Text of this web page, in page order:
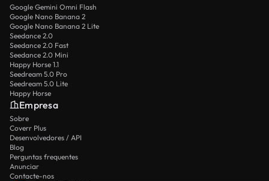
Google Gemini Omni Flash
Google Nano Banana 2
Google Nano Banana 2 Lite
Seedance 2.0
Seedance 2.0 Fast
Seedance 2.0 Mini
Happy Horse 1.1
Seedream 5.0 Pro
Seedream 5.0 Lite
Happy Horse
Empresa
Sobre
Coverr Plus
Desenvolvedores / API
Blog
Perguntas frequentes
Anunciar
Contacte-nos